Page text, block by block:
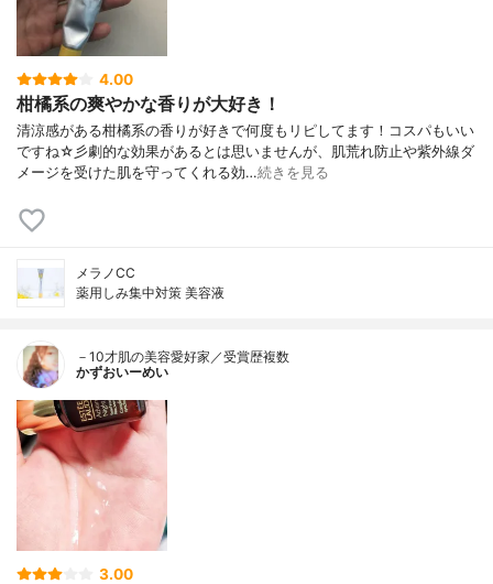
4.00
柑橘系の爽やかな香りが大好き！
清涼感がある柑橘系の香りが好きで何度もリピしてます！コスパもいい
ですね☆彡劇的な効果があるとは思いませんが、肌荒れ防止や紫外線ダ
メージを受けた肌を守ってくれる効…続きを見る
メラノCC
薬用しみ集中対策 美容液
－10才肌の美容愛好家／受賞歴複数
かずおいーめい
3.00